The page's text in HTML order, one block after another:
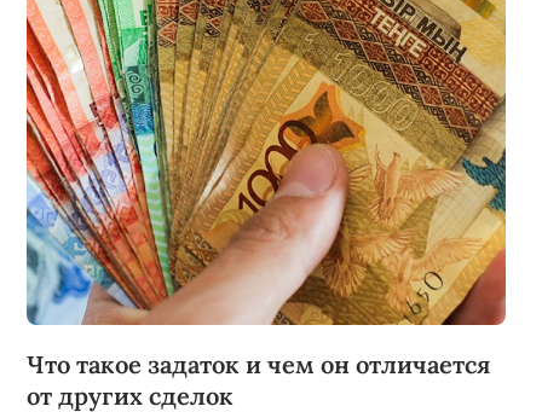
Что такое задаток и чем он отличается
от других сделок